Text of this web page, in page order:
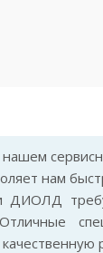
нам
ДИОЛД